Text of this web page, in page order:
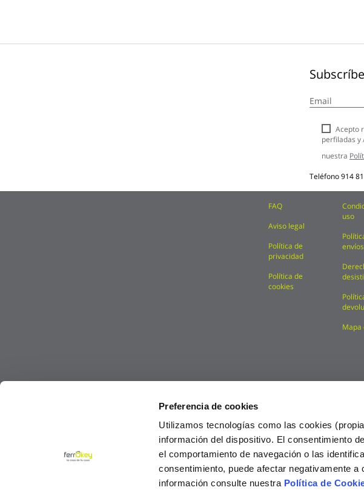
Preferencia de cookies
Utilizamos tecnologías como las cookies
información del dispositivo. El consentimiento
el comportamiento de navegación o las
consentimiento, puede afectar negativamente
información consulte nuestra Política de
a
boletín
noticias:
Acepto
perfiladas y
nuestra
Teléfono914
FAQ
Aviso legal
Política de
privacidad
Política de
cookies
uso
envíos
Mapa